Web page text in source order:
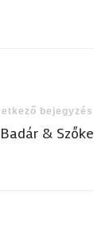
bejegyzés
Badár & Szőke